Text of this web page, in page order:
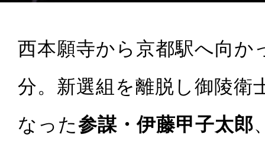
西本願寺から京都駅へ向か
分。新選組を離脱し御陵衛
なった参謀・伊藤甲子太郎